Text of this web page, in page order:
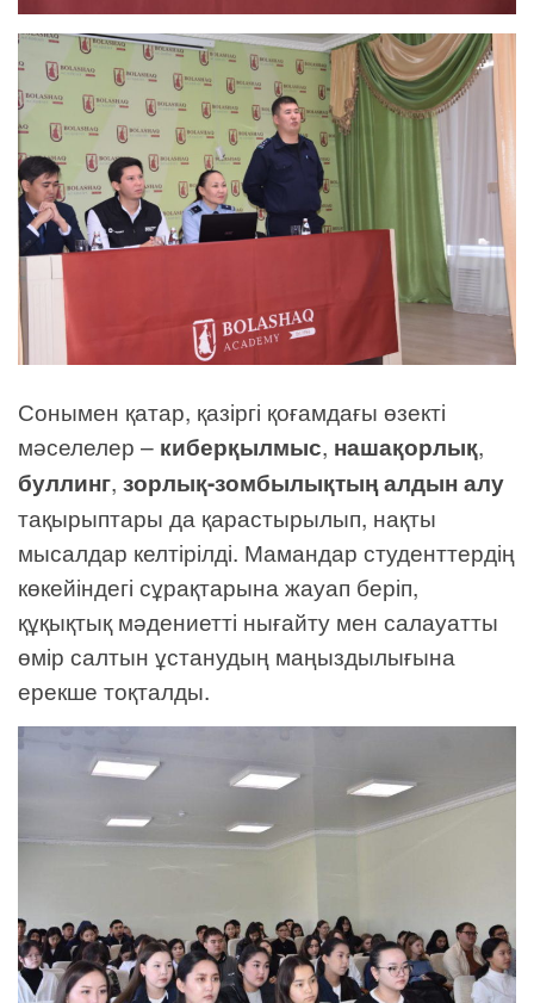
Сонымен қатар, қазіргі қоғамдағы өзекті
мәселелер – киберқылмыс, нашақорлық,
буллинг, зорлық-зомбылықтың алдын алу
тақырыптары да қарастырылып, нақты
мысалдар келтірілді. Мамандар студенттердің
көкейіндегі сұрақтарына жауап беріп,
құқықтық мәдениетті нығайту мен салауатты
өмір салтын ұстанудың маңыздылығына
ерекше тоқталды.